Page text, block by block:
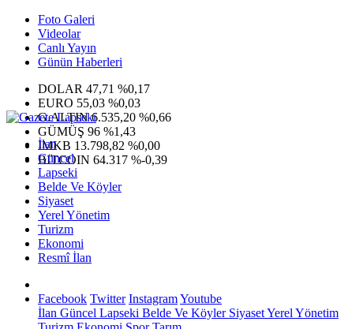
Foto Galeri
Videolar
Canlı Yayın
Günün Haberleri
DOLAR 47,71 %0,17
EURO 55,03 %0,03
G.ALTIN6.535,20 %0,66
GÜMÜŞ 96 %1,43
IMKB 13.798,82 %0,00
BITCOIN 64.317 %-0,39
İlan
Güncel
Lapseki
Belde Ve Köyler
Siyaset
Yerel Yönetim
Turizm
Ekonomi
Resmî İlan
Facebook Twitter InstagramYoutube
İlan Güncel Lapseki Belde Ve KöylerSiyasetYerel Yönetim